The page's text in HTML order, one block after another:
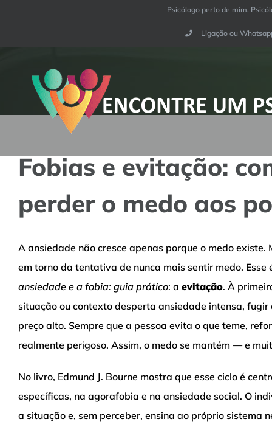
Psicólogo perto de mim,
Ligação ou
Fobias e evitação:
perder o medo aos
A ansiedade não cresce apenas porque o medo
em torno da tentativa de nunca mais sentir medo.
ansiedade e a fobia: guia prático: a evitação. À
situação ou contexto desperta ansiedade intensa,
preço alto. Sempre que a pessoa evita o que teme,
realmente perigoso. Assim, o medo se mantém — e
No livro, Edmund J. Bourne mostra que esse ciclo é
específicas, na agorafobia e na ansiedade social. O
a situação e, sem perceber, ensina ao próprio sistema